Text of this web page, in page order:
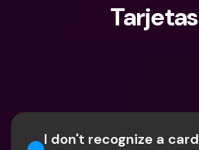
Tarjetas
I don't recognize a card